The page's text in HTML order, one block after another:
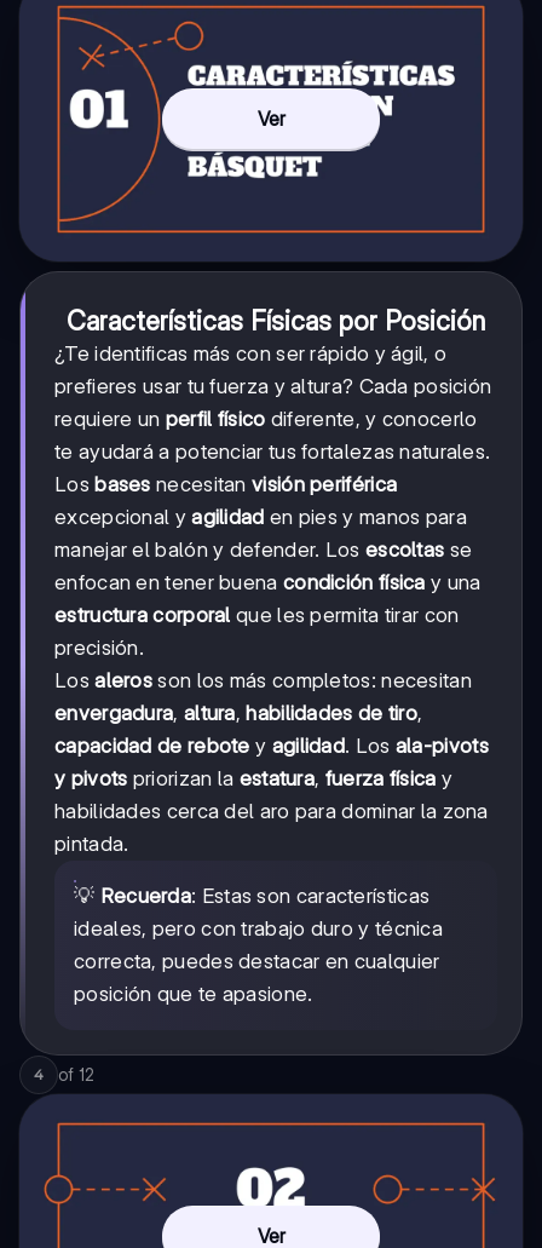
Ver
Características Físicas por Posición
¿Te identificas más con ser rápido y ágil, o
prefieres usar tu fuerza y altura? Cada posición
requiere un perfil físico diferente, y conocerlo
te ayudará a potenciar tus fortalezas naturales.
Losbases necesitanvisión periférica
excepcional yagilidad en pies y manos para
manejar el balón y defender. Los escoltas se
enfocan en tener buena condición física y una
estructura corporal que les permita tirar con
precisión.
Losaleros son los más completos: necesitan
envergadura, altura,habilidades de tiro,
capacidad de rebote y agilidad. Los ala-pivots
y pivots priorizan la estatura, fuerza física y
habilidades cerca del aro para dominar la zona
pintada.
💡 Recuerda: Estas son características
ideales, pero con trabajo duro y técnica
correcta, puedes destacar en cualquier
posición que te apasione.
4 of 12
Ver